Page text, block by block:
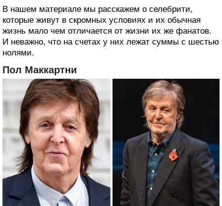
В нашем материале мы расскажем о селебрити,
которые живут в скромных условиях и их обычная
жизнь мало чем отличается от жизни их же фанатов.
И неважно, что на счетах у них лежат суммы с шестью
нолями.
Пол Маккартни